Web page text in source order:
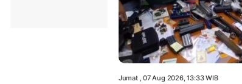
Jumat , 07 Aug 2026, 13:33 WIB